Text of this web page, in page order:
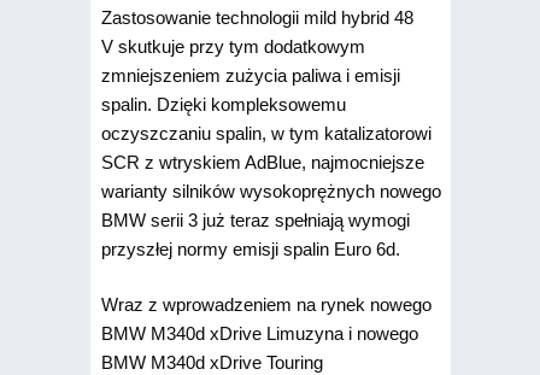
Zastosowanie technologii mild hybrid 48
V skutkuje przy tym dodatkowym
zmniejszeniem zużycia paliwa i emisji
spalin. Dzięki kompleksowemu
oczyszczaniu spalin, w tym katalizatorowi
SCR z wtryskiem AdBlue, najmocniejsze
warianty silników wysokoprężnych nowego
BMW serii 3 już teraz spełniają wymogi
przyszłej normy emisji spalin Euro 6d.
Wraz z wprowadzeniem na rynek nowego
BMW M340d xDrive Limuzyna i nowego
BMW M340d xDrive Touring